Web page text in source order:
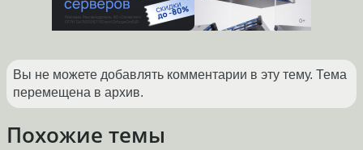
Вы не можете добавлять комментарии в эту тему. Тема
перемещена в архив.
Похожие темы